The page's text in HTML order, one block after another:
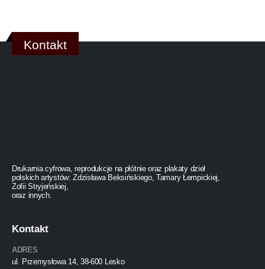
Kontakt
Drukarnia cyfrowa, reprodukcje na płótnie oraz plakaty dzieł
polskich artystów: Zdzisława Beksińskiego, Tamary Łempickiej,
Zofii Stryjeńskiej,
oraz innych.
Kontakt
ADRES
ul. Przemysłowa 14, 38-600 Lesko